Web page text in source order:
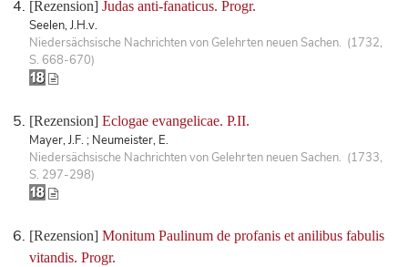
[Rezension] Judas anti-fanaticus. Progr.
Seelen, J.H.v.
Niedersächsische Nachrichten von Gelehrten neuen Sachen. (1732,
S. 668-670)
[Rezension] Eclogae evangelicae. P.II.
Mayer, J.F. ; Neumeister, E.
Niedersächsische Nachrichten von Gelehrten neuen Sachen. (1733,
S. 297-298)
[Rezension] Monitum Paulinum de profanis et anilibus fabulis
vitandis. Progr.